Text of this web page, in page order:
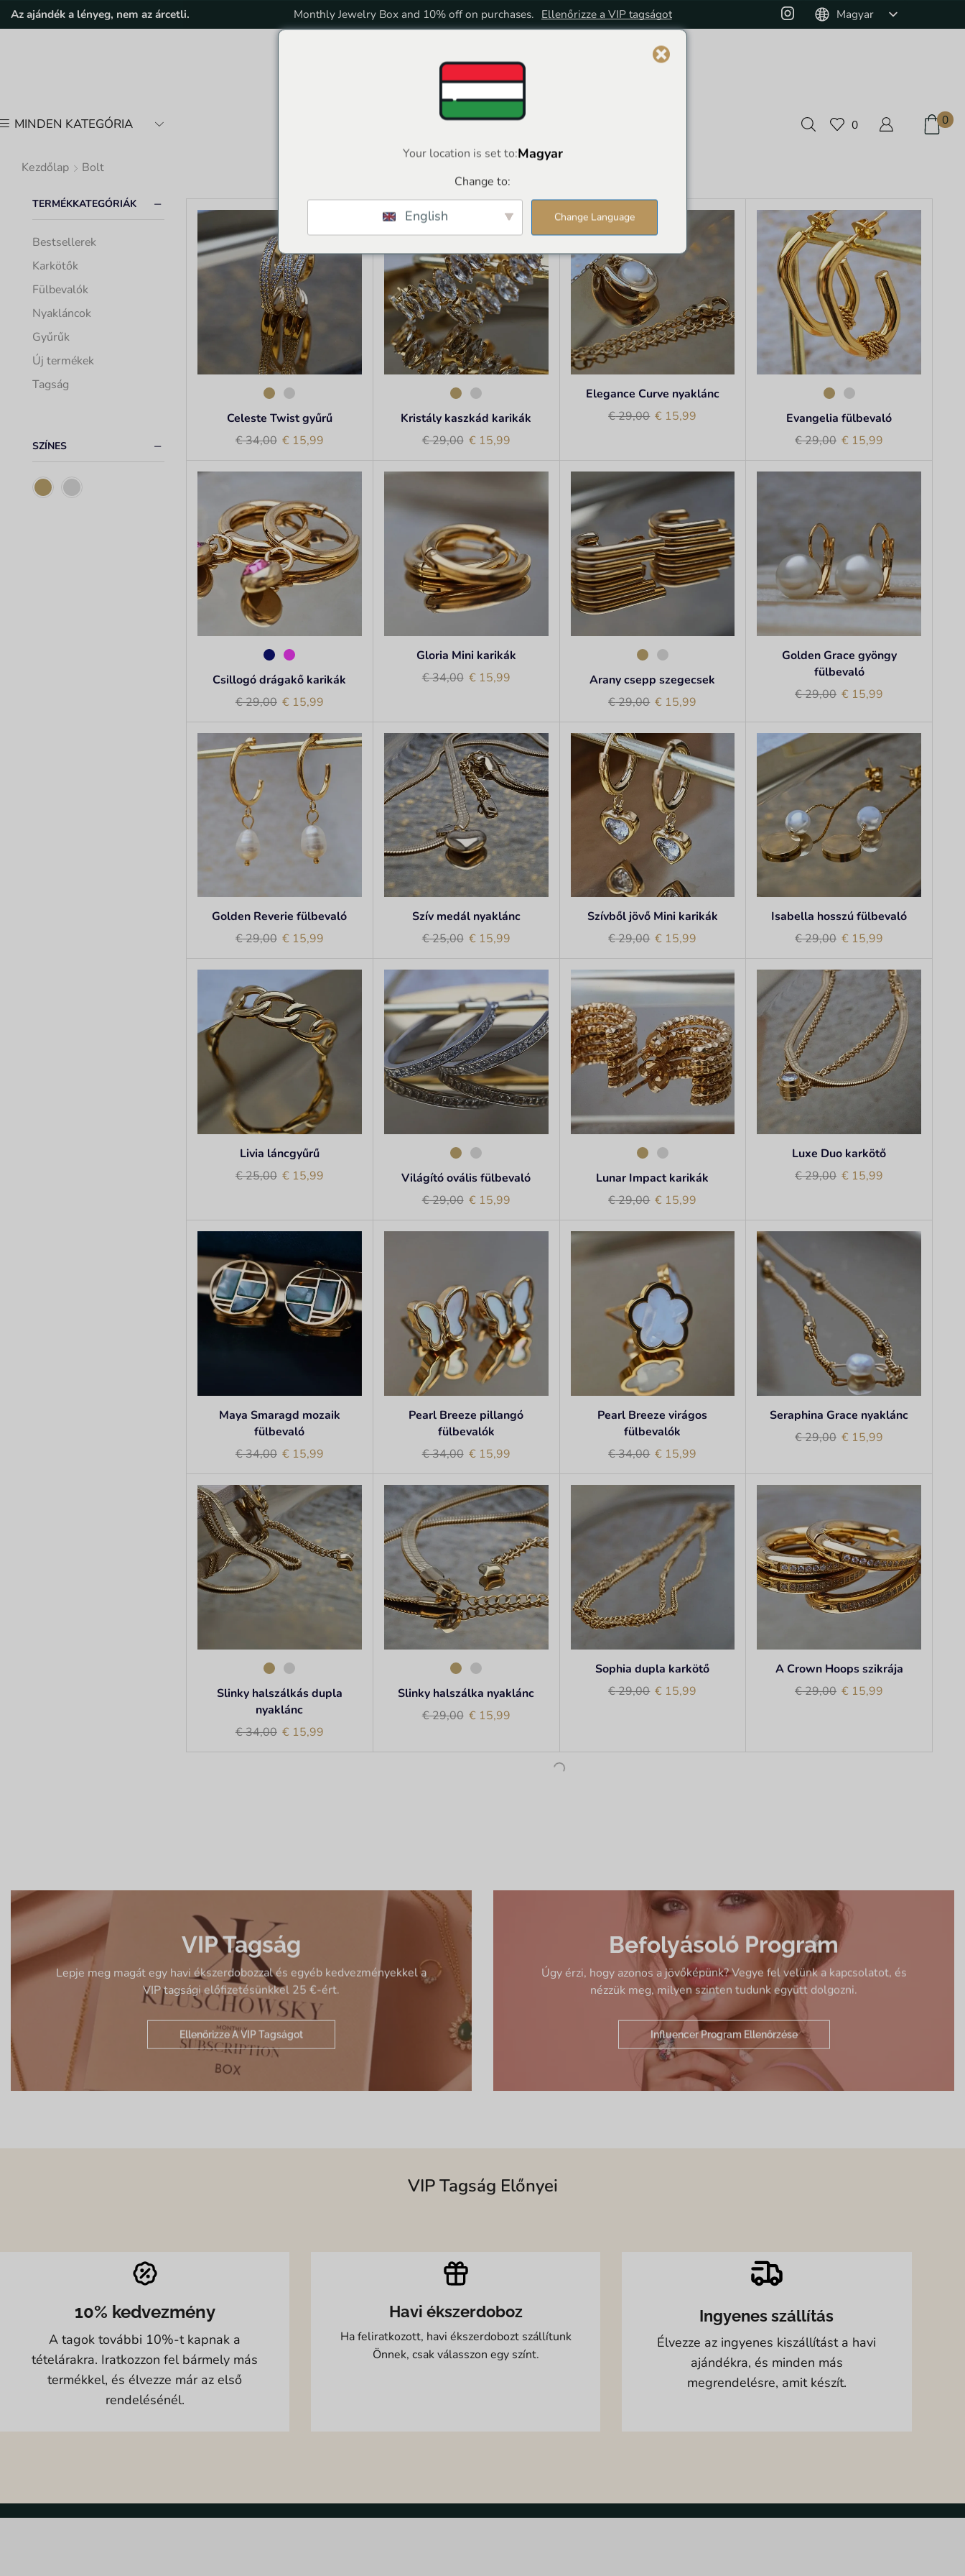
Az ajándék a lényeg, nem az árcetli.
purchases. Ellenőrizze a VIP tagságot Monthly Jewelry Box and 10% off on purchases. Ellenőrizze a VIP tagságot Monthly Jewelry Box and 10% off on
Magyar
MINDEN KATEGÓRIA BOLT VIP TAGSÁG 0 0
Kezdőlap Bolt
Celeste Twist gyűrű
€34,00 €15,99
Kristály kaszkád karikák
€29,00 €15,99
Elegance Curve nyaklánc
€29,00 € 15,99
Evangelia fülbevaló
€29,00 € 15,99
Csillogó drágakő karikák
€29,00 €15,99
Gloria Mini karikák
€34,00 €15,99
Arany csepp szegecsek
€29,00 € 15,99
Golden Grace gyöngy
fülbevaló
€29,00 € 15,99
Golden Reverie fülbevaló
€29,00 €15,99
Szív medál nyaklánc
€25,00 €15,99
Szívből jövő Mini karikák
€29,00 € 15,99
Isabella hosszú fülbevaló
€29,00 € 15,99
Livia láncgyűrű
€25,00 €15,99
Világító ovális fülbevaló
€29,00 €15,99
Lunar Impact karikák
€29,00 € 15,99
Luxe Duo karkötő
€29,00 € 15,99
Maya Smaragd mozaik
fülbevaló
€34,00 €15,99
Pearl Breeze pillangó
fülbevalók
€34,00 €15,99
Pearl Breeze virágos
fülbevalók
€34,00 € 15,99
Seraphina Grace nyaklánc
€29,00 € 15,99
Slinky halszálkás dupla
nyaklánc
€34,00 €15,99
Slinky halszálka nyaklánc
€29,00 €15,99
Sophia dupla karkötő
€29,00 € 15,99
A Crown Hoops szikrája
€29,00 € 15,99
TERMÉKKATEGÓRIÁK
Bestsellerek
Karkötők
Fülbevalók
Nyakláncok
Gyűrűk
Új termékek
Tagság
SZÍNES
VIP Tagság
Lepje meg magát egy havi ékszerdobozzal és egyéb kedvezményekkel a
VIP tagsági előfizetésünkkel 25 €-ért.
Ellenőrizze A VIP Tagságot
Befolyásoló Program
Úgy érzi, hogy azonos a jövőképünk? Vegye fel velünk a kapcsolatot, és
nézzük meg, milyen szinten tudunk együtt dolgozni.
Influencer Program Ellenőrzése
VIP Tagság Előnyei
10% kedvezmény
A tagok további 10%-t kapnak a
tételárakra. Iratkozzon fel bármely más
termékkel, és élvezze már az első
rendelésénél.
Havi ékszerdoboz
Ha feliratkozott, havi ékszerdobozt szállítunk
Önnek, csak válasszon egy színt.
Ingyenes szállítás
Élvezze az ingyenes kiszállítást a havi
ajándékra, és minden más
megrendelésre, amit készít.
Your location is set to:Magyar
Change to:
English Change Language